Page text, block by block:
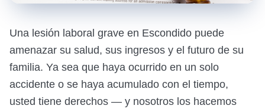
Una lesión laboral grave en Escondido puede
amenazar su salud, sus ingresos y el futuro de su
familia. Ya sea que haya ocurrido en un solo
accidente o se haya acumulado con el tiempo,
usted tiene derechos — y nosotros los hacemos